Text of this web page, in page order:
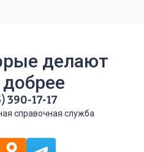
делают
390-17-17
справочная служба